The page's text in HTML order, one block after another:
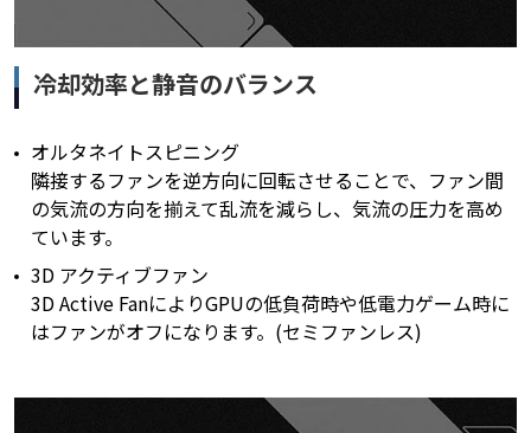
冷却効率と静音のバランス
オルタネイトスピニング
隣接するファンを逆方向に回転させることで、ファン間
の気流の方向を揃えて乱流を減らし、気流の圧力を高め
ています。
3D アクティブファン
3D Active FanによりGPUの低負荷時や低電力ゲーム時に
はファンがオフになります。(セミファンレス)